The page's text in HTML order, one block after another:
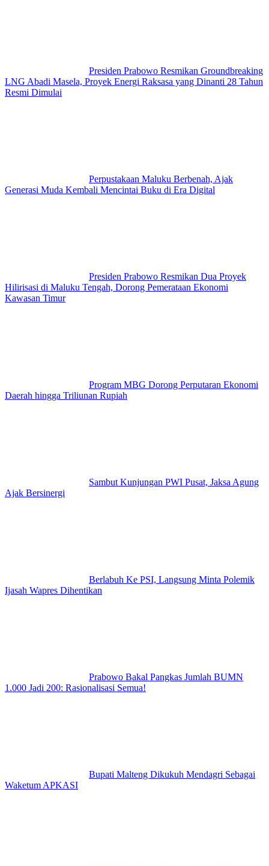
Presiden Prabowo Resmikan Groundbreaking
LNG Abadi Masela, Proyek Energi Raksasa yang Dinanti 28 Tahun
Resmi Dimulai
Perpustakaan Maluku Berbenah, Ajak
Generasi Muda Kembali Mencintai Buku di Era Digital
Presiden Prabowo Resmikan Dua Proyek
Hilirisasi di Maluku Tengah, Dorong Pemerataan Ekonomi
Kawasan Timur
Program MBG Dorong Perputaran Ekonomi
Daerah hingga Triliunan Rupiah
Sambut Kunjungan PWI Pusat, Jaksa Agung
Ajak Bersinergi
Berlabuh Ke PSI, Langsung Minta Polemik
Ijasah Wapres Dihentikan
Prabowo Bakal Pangkas Jumlah BUMN
1.000 Jadi 200: Rasionalisasi Semua!
Bupati Malteng Dikukuh Mendagri Sebagai
Waketum APKASI